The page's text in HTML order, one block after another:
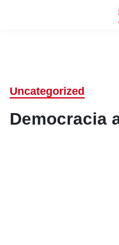
Uncategorized
Democracia